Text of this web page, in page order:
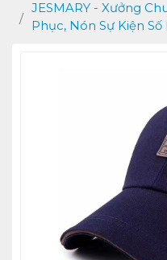
JESMARY - Xưởng
Phục, Nón Sự Kiện Số